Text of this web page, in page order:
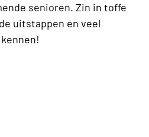
senioren. Zin in toffe
uitstappen en veel